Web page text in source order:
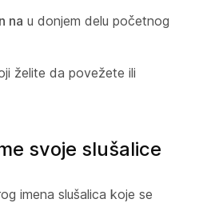
na u donjem delu početnog
želite da povežete ili
svoje slušalice
imena slušalica koje se